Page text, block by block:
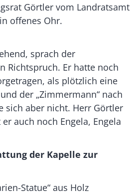
Görtler vom Landratsamt
offenes Ohr.
sprach der
Richtspruch. Er hatte noch
als plötzlich eine
der „Zimmermann“ nach
sich aber nicht. Herr Görtler
auch noch Engela, Engela
der Kapelle zur
Statue“ aus Holz